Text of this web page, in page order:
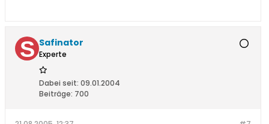
Safinator
Experte
Dabei seit: 09.01.2004
Beiträge: 700